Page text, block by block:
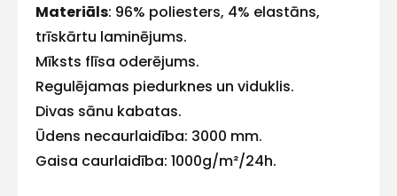
Materiāls: 96% poliesters, 4% elastāns,
trīskārtu laminējums.
Mīksts flīsa oderējums.
Regulējamas piedurknes un viduklis.
Divas sānu kabatas.
Ūdens necaurlaidība: 3000 mm.
Gaisa caurlaidība: 1000g/m²/24h.
Kontakttālrunis